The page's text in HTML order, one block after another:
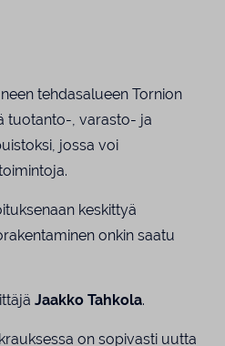
tehdasalueen Tornion
tuotanto-, varasto- ja
jossa voi
keskittyä
onkin saatu
Jaakko Tahkola.
on sopivasti uutta